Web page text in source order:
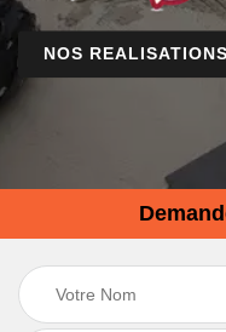
NOS REALISATIONS